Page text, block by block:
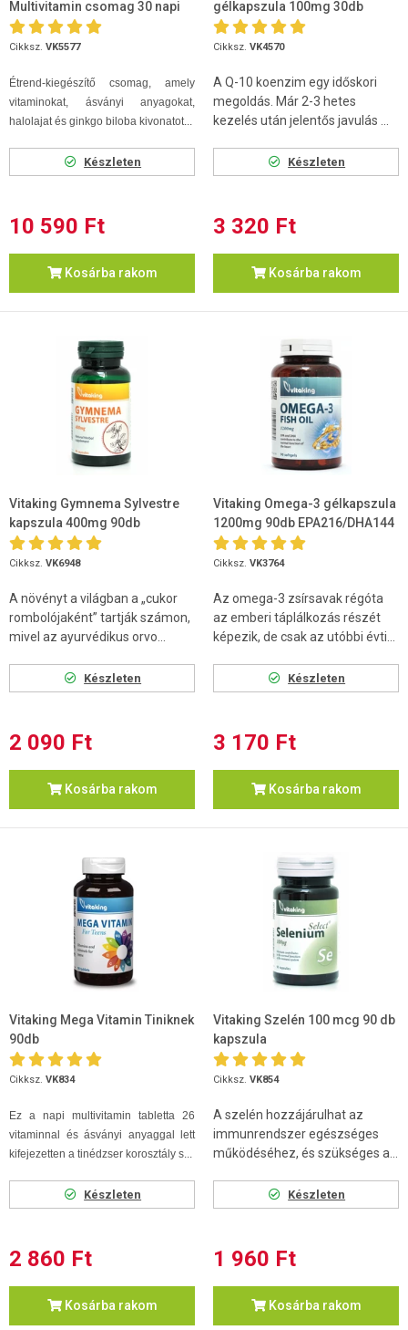
Multivitamin csomag 30 napi
adag
Cikksz. VK5577
Étrend-kiegészítő csomag, amely
vitaminokat, ásványi anyagokat,
halolajat és ginkgo biloba kivonatot...
Készleten
10 590 Ft
Kosárba rakom
gélkapszula 100mg 30db
Cikksz. VK4570
A Q-10 koenzim egy időskori
megoldás. Már 2-3 hetes
kezelés után jelentős javulás ...
Készleten
3 320 Ft
Kosárba rakom
Vitaking Gymnema Sylvestre
kapszula 400mg 90db
Cikksz. VK6948
A növényt a világban a „cukor
rombolójaként” tartják számon,
mivel az ayurvédikus orvo...
Készleten
2 090 Ft
Kosárba rakom
Vitaking Omega-3 gélkapszula
1200mg 90db EPA216/DHA144
Cikksz. VK3764
Az omega-3 zsírsavak régóta
az emberi táplálkozás részét
képezik, de csak az utóbbi évti...
Készleten
3 170 Ft
Kosárba rakom
Vitaking Mega Vitamin Tiniknek
90db
Cikksz. VK834
Ez a napi multivitamin tabletta 26
vitaminnal és ásványi anyaggal lett
kifejezetten a tinédzser korosztály s...
Készleten
2 860 Ft
Kosárba rakom
Vitaking Szelén 100 mcg 90 db
kapszula
Cikksz. VK854
A szelén hozzájárulhat az
immunrendszer egészséges
működéséhez, és szükséges a...
Készleten
1 960 Ft
Kosárba rakom